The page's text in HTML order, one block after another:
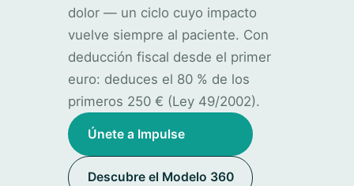
dolor — un ciclo cuyo impacto
vuelve siempre al paciente. Con
deducción fiscal desde el primer
euro: deduces el 80 % de los
primeros 250 € (Ley 49/2002).
Únete a Impulse
Descubre el Modelo 360